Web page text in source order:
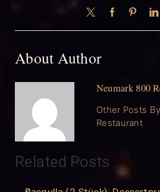
About Author
Neumark 800
Other Posts
Restaurant
Related Posts